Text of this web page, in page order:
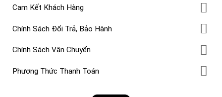
Cam Kết Khách Hàng
Chính Sách Đổi Trả, Bảo Hành
Chính Sách Vận Chuyển
Phương Thức Thanh Toán